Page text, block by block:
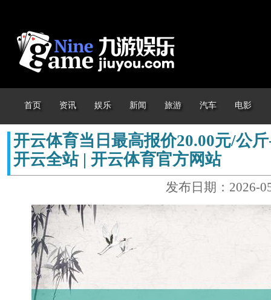
首页 资讯 娱乐 新闻 旅游 汽车 电影
开云体育当日最高报价20.00元/公
开云全站 | 开云体育官方网站
发布日期：2026-